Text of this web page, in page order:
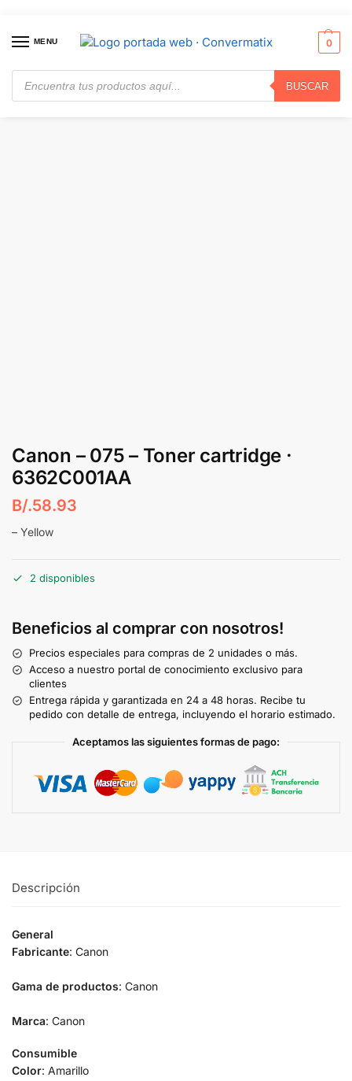
MENU
BUSCAR
0
Inicio / Sin categorizar / Canon – 075 – Toner cartridge · 6362C001AA
Canon – 075 – Toner cartridge ·
6362C001AA
B/.58.93
– Yellow
2 disponibles
Beneficios al comprar con nosotros!
Precios especiales para compras de 2 unidades o más.
Acceso a nuestro portal de conocimiento exclusivo para
clientes
Entrega rápida y garantizada en 24 a 48 horas. Recibe tu
pedido con detalle de entrega, incluyendo el horario estimado.
Aceptamos las siguientes formas de pago:
Descripción
General
Fabricante: Canon
Gama de productos: Canon
Marca: Canon
Consumible
Color: Amarillo